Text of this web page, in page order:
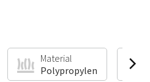
Material
Polypropylen